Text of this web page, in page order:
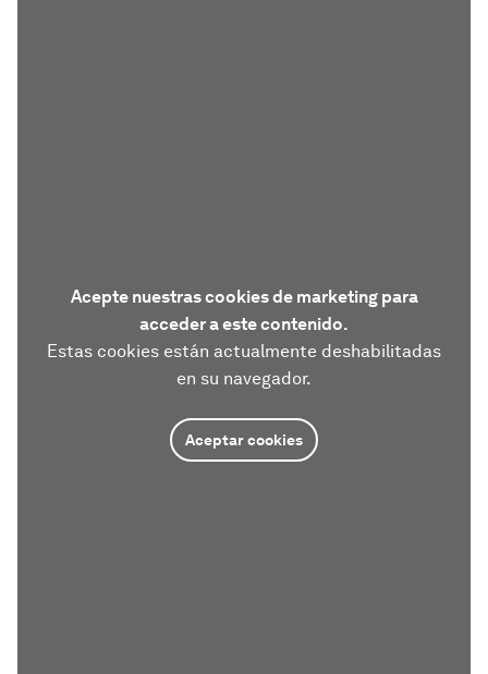
Acepte nuestras cookies de marketing para
acceder a este contenido.
Estas cookies están actualmente deshabilitadas
en su navegador.
Aceptar cookies